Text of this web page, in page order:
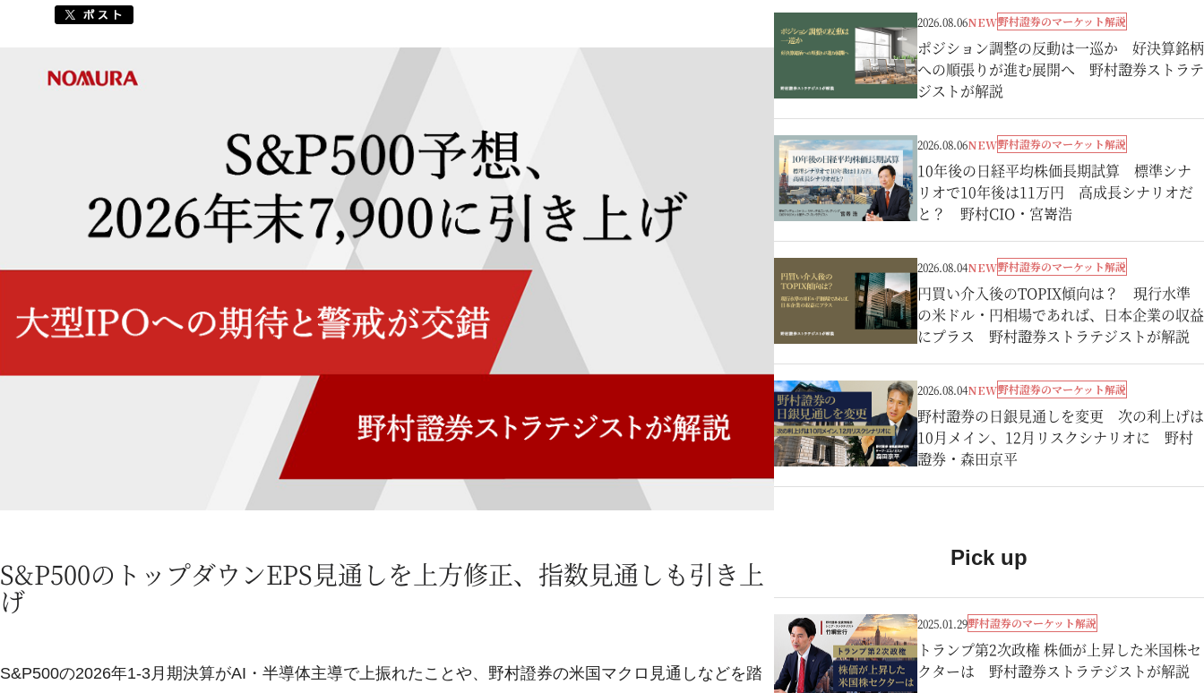
S&P500のトップダウンEPS見通しを上方修正、指数見通しも引き上
げ
S&P500の2026年1-3月期決算がAI・半導体主導で上振れたことや、野村證券の米国マクロ見通しなどを踏
2026.08.06NEW野村證券のマーケット解説
ポジション調整の反動は一巡か 好決算銘柄
への順張りが進む展開へ 野村證券ストラテ
ジストが解説
2026.08.06NEW野村證券のマーケット解説
10年後の日経平均株価長期試算 標準シナ
リオで10年後は11万円 高成長シナリオだ
と？ 野村CIO・宮嵜浩
2026.08.04NEW野村證券のマーケット解説
円買い介入後のTOPIX傾向は？ 現行水準
の米ドル・円相場であれば、日本企業の収益
にプラス 野村證券ストラテジストが解説
2026.08.04NEW野村證券のマーケット解説
野村證券の日銀見通しを変更 次の利上げは
10月メイン、12月リスクシナリオに 野村
證券・森田京平
Pick up
2025.01.29野村證券のマーケット解説
トランプ第2次政権 株価が上昇した米国株セ
クターは 野村證券ストラテジストが解説